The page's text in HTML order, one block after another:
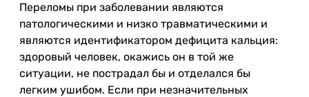
Переломы при заболевании являются
патологическими и низко травматическими и
являются идентификатором дефицита кальция:
здоровый человек, окажись он в той же
ситуации, не пострадал бы и отделался бы
легким ушибом. Если при незначительных